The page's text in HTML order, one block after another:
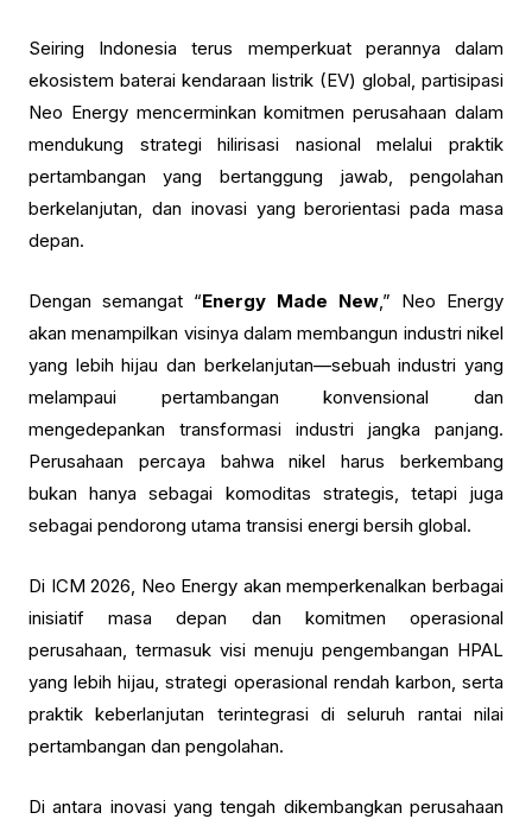
Seiring Indonesia terus memperkuat perannya dalam
ekosistem baterai kendaraan listrik (EV) global, partisipasi
Neo Energy mencerminkan komitmen perusahaan dalam
mendukung strategi hilirisasi nasional melalui praktik
pertambangan yang bertanggung jawab, pengolahan
berkelanjutan, dan inovasi yang berorientasi pada masa
depan.
Dengan semangat “Energy Made New,” Neo Energy
akan menampilkan visinya dalam membangun industri nikel
yang lebih hijau dan berkelanjutan—sebuah industri yang
melampaui pertambangan konvensional dan
mengedepankan transformasi industri jangka panjang.
Perusahaan percaya bahwa nikel harus berkembang
bukan hanya sebagai komoditas strategis, tetapi juga
sebagai pendorong utama transisi energi bersih global.
Di ICM 2026, Neo Energy akan memperkenalkan berbagai
inisiatif masa depan dan komitmen operasional
perusahaan, termasuk visi menuju pengembangan HPAL
yang lebih hijau, strategi operasional rendah karbon, serta
praktik keberlanjutan terintegrasi di seluruh rantai nilai
pertambangan dan pengolahan.
Di antara inovasi yang tengah dikembangkan perusahaan